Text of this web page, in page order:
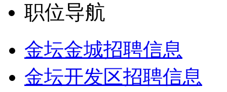
职位导航
金坛金城招聘信息
金坛开发区招聘信息